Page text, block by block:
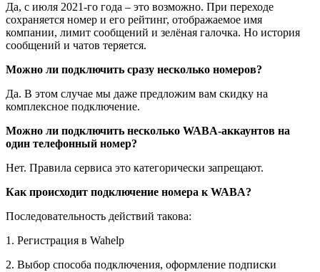
Да, с июля 2021-го года – это возможно. При переходе
сохраняется номер и его рейтинг, отображаемое имя
компании, лимит сообщений и зелёная галочка. Но история
сообщений и чатов теряется.
Можно ли подключить сразу несколько номеров?
Да. В этом случае мы даже предложим вам скидку на
комплексное подключение.
Можно ли подключить несколько WABA-аккаунтов на
один телефонный номер?
Нет. Правила сервиса это категорически запрещают.
Как происходит подключение номера к WABA?
Последовательность действий такова:
1. Регистрация в Wahelp
2. Выбор способа подключения, оформление подписки